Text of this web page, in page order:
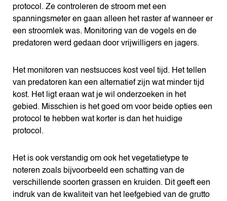
protocol. Ze controleren de stroom met een
spanningsmeter en gaan alleen het raster af wanneer er
een stroomlek was. Monitoring van de vogels en de
predatoren werd gedaan door vrijwilligers en jagers.
Het monitoren van nestsucces kost veel tijd. Het tellen
van predatoren kan een alternatief zijn wat minder tijd
kost. Het ligt eraan wat je wil onderzoeken in het
gebied. Misschien is het goed om voor beide opties een
protocol te hebben wat korter is dan het huidige
protocol.
Het is ook verstandig om ook het vegetatietype te
noteren zoals bijvoorbeeld een schatting van de
verschillende soorten grassen en kruiden. Dit geeft een
indruk van de kwaliteit van het leefgebied van de grutto